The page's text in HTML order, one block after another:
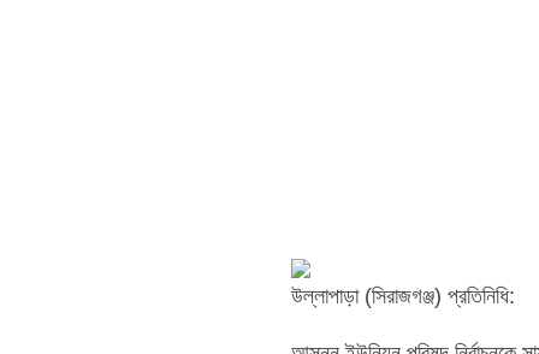
উল্লাপাড়া (সিরাজগঞ্জ) প্রতিনিধি: